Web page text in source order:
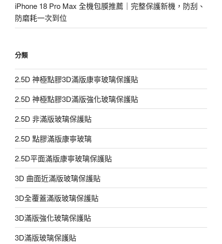
iPhone 18 Pro Max 全機包膜推薦｜完整保護新機，防刮、
防磨耗一次到位
分類
2.5D 神極點膠3D滿版康寧玻璃保護貼
2.5D 神極點膠3D滿版強化玻璃保護貼
2.5D 非滿版玻璃保護貼
2.5D 點膠滿版康寧玻璃
2.5D平面滿版康寧玻璃保護貼
3D 曲面近滿版玻璃保護貼
3D全覆蓋滿版玻璃保護貼
3D滿版強化玻璃保護貼
3D滿版玻璃保護貼